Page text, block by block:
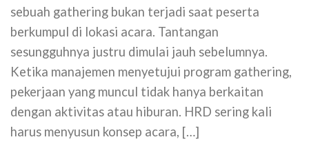
sebuah gathering bukan terjadi saat peserta
berkumpul di lokasi acara. Tantangan
sesungguhnya justru dimulai jauh sebelumnya.
Ketika manajemen menyetujui program gathering,
pekerjaan yang muncul tidak hanya berkaitan
dengan aktivitas atau hiburan. HRD sering kali
harus menyusun konsep acara, […]